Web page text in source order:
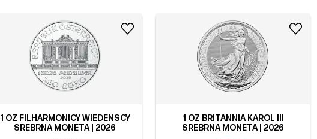
1 OZ FILHARMONICY WIEDEŃSCY
SREBRNA MONETA | 2026
1 OZ BRITANNIA KAROL III
SREBRNA MONETA | 2026